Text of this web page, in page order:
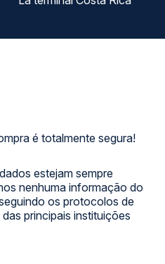
é totalmente segura!
estejam sempre
nenhuma informação do
os protocolos de
principais instituições